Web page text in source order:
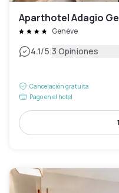
Aparthotel Adagio
Genève
4.1/5|3 Opiniones
Cancelación gratuita
Pago en el hotel